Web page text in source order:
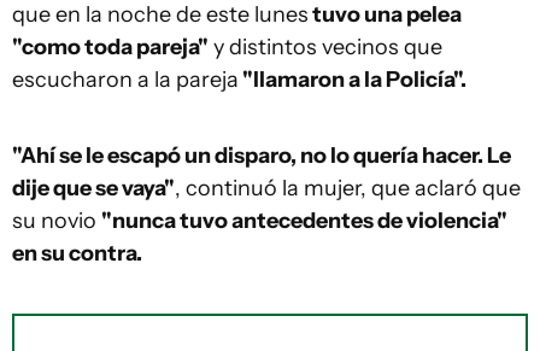
que en la noche de este lunestuvo una pelea
"como toda pareja" y distintos vecinos que
escucharon a la pareja "llamaron a la Policía".
"Ahí se le escapó un disparo, no lo quería hacer. Le
dije que se vaya", continuó la mujer, que aclaró que
su novio "nunca tuvo antecedentes de violencia"
en su contra.